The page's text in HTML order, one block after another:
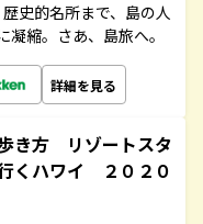
史的名所まで、島の人
縮。さあ、島旅へ。
詳細を見る
き方 リゾートスタ
くハワイ ２０２０